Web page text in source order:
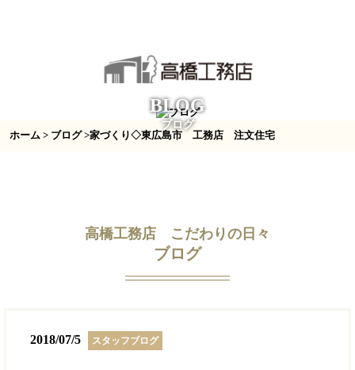
BLOG
ブログ
ホーム > ブログ>家づくり◇東広島市 工務店 注文住宅
高橋工務店 こだわりの日々
ブログ
2018/07/5 スタッフブログ